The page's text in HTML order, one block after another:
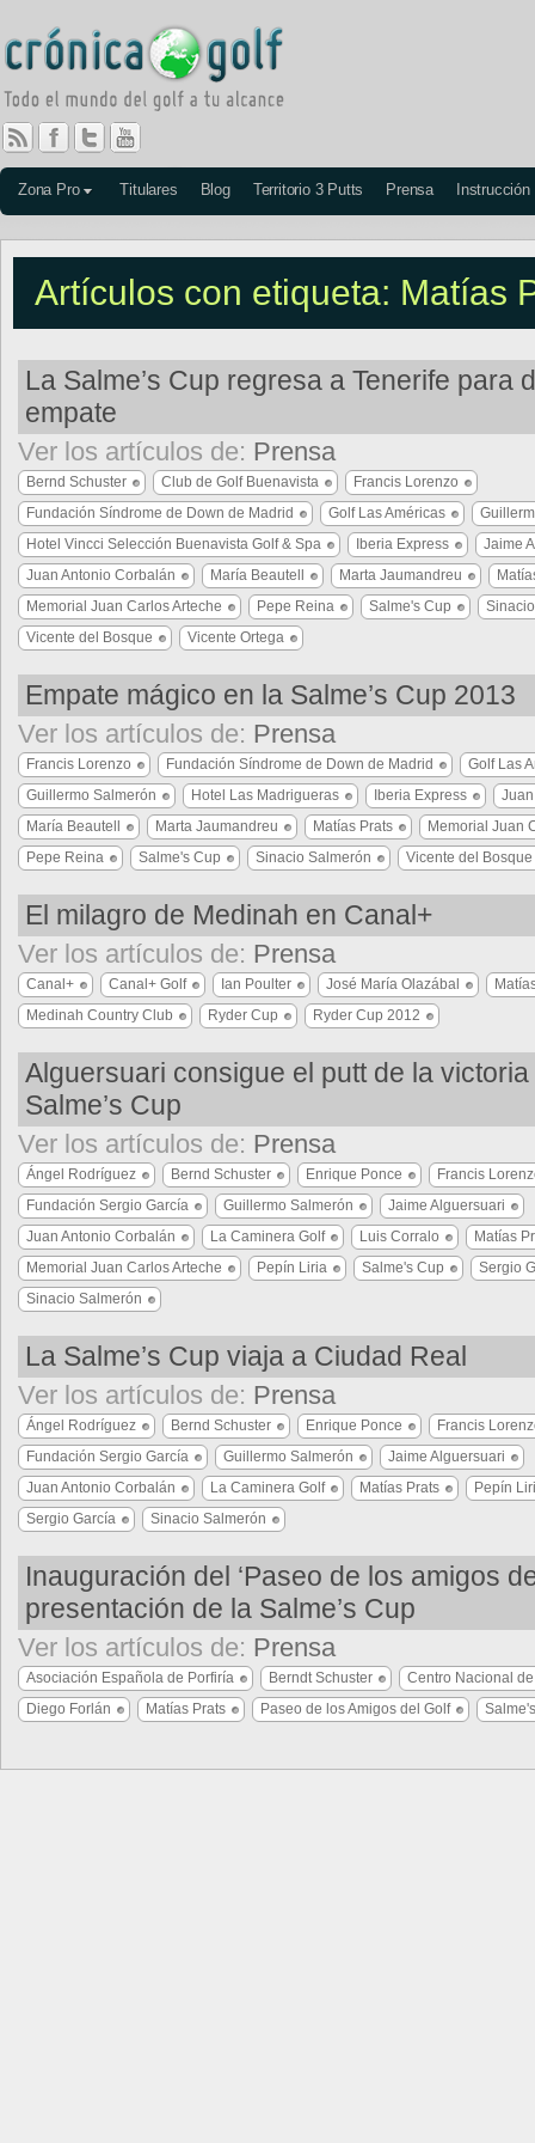
Zona Pro Titulares Blog Territorio 3 Putts Prensa Instrucción
Artículos con etiqueta: Matías
La Salme’s Cup regresa a Tenerife para
empate
Ver los artículos de: Prensa
Bernd Schuster Club de Golf Buenavista
Francis Lorenzo
Fundación Síndrome de Down de Madrid
Golf Las Américas
Hotel Vincci Selección Buenavista Golf & Spa
Iberia Express
Jaime
Juan Antonio Corbalán
María Beautell Marta Jaumandreu
Memorial Juan Carlos Arteche
Pepe Reina Salme's Cup
Vicente del Bosque
Vicente Ortega
Empate mágico en la Salme’s Cup 2013
Ver los artículos de: Prensa
Francis Lorenzo Fundación Síndrome de Down de Madrid
Golf Las
Guillermo Salmerón
Hotel Las Madrigueras Iberia Express
María Beautell
Marta Jaumandreu Matías Prats
Memorial Juan
Pepe Reina
Salme's Cup Sinacio Salmerón Vicente del Bosque
El milagro de Medinah en Canal+
Ver los artículos de: Prensa
Canal+ Canal+ Golf Ian Poulter José María Olazábal
Medinah Country Club
Ryder Cup Ryder Cup 2012
Alguersuari consigue el putt de la
Salme’s Cup
Ver los artículos de: Prensa
Ángel Rodríguez Bernd Schuster Enrique Ponce
Francis
Fundación Sergio García
Guillermo Salmerón
Jaime Alguersuari
Juan Antonio Corbalán
La Caminera Golf Luis Corralo
Matías
Memorial Juan Carlos Arteche
Pepín Liria Salme's Cup
Sergio
Sinacio Salmerón
La Salme’s Cup viaja a Ciudad Real
Ver los artículos de: Prensa
Ángel Rodríguez Bernd Schuster Enrique Ponce
Francis
Fundación Sergio García
Guillermo Salmerón
Jaime Alguersuari
Juan Antonio Corbalán
La Caminera Golf Matías Prats
Pepín
Sergio García
Sinacio Salmerón
Inauguración del ‘Paseo de los amigos
presentación de la Salme’s Cup
Ver los artículos de: Prensa
Asociación Española de Porfiría Berndt Schuster
Centro Nacional
Diego Forlán
Matías Prats Paseo de los Amigos del Golf